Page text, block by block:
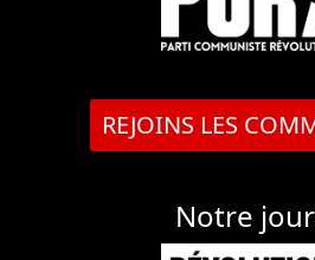
REJOINS LES
Notre